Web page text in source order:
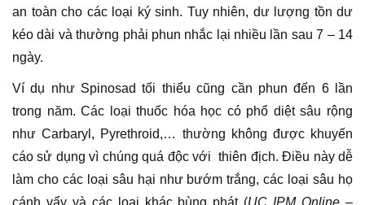
an toàn cho các loại ký sinh. Tuy nhiên, dư lượng tồn dư
kéo dài và thường phải phun nhắc lại nhiều lần sau 7 – 14
ngày.
Ví dụ như Spinosad tối thiểu cũng cần phun đến 6 lần
trong năm. Các loại thuốc hóa học có phổ diệt sâu rộng
như Carbaryl, Pyrethroid,… thường không được khuyến
cáo sử dụng vì chúng quá độc với thiên địch. Điều này dễ
làm cho các loại sâu hại như bướm trắng, các loại sâu họ